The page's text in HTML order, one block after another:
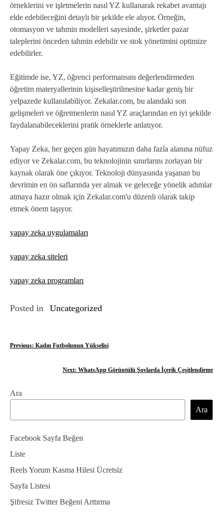
örneklerini ve işletmelerin nasıl YZ kullanarak rekabet avantajı
elde edebileceğini detaylı bir şekilde ele alıyor. Örneğin,
otomasyon ve tahmin modelleri sayesinde, şirketler pazar
taleplerini önceden tahmin edebilir ve stok yönetimini optimize
edebilirler.
Eğitimde ise, YZ, öğrenci performansını değerlendirmeden
öğretim materyallerinin kişiselleştirilmesine kadar geniş bir
yelpazede kullanılabiliyor. Zekalar.com, bu alandaki son
gelişmeleri ve öğretmenlerin nasıl YZ araçlarından en iyi şekilde
faydalanabileceklerini pratik örneklerle anlatıyor.
Yapay Zeka, her geçen gün hayatımızın daha fazla alanına nüfuz
ediyor ve Zekalar.com, bu teknolojinin sınırlarını zorlayan bir
kaynak olarak öne çıkıyor. Teknoloji dünyasında yaşanan bu
devrimin en ön saflarında yer almak ve geleceğe yönelik adımlar
atmaya hazır olmak için Zekalar.com'u düzenli olarak takip
etmek önem taşıyor.
yapay zeka uygulamaları
yapay zeka siteleri
yapay zeka programları
Posted in Uncategorized
Y
ı
g
e
z
i
n
m
Previous: Kadın Futbolunun Yükselişi
Next: WhatsApp Görüntülü Şovlarda İçerik Çeşitlendirme
Ara
Ara
Facebook Sayfa Beğen
Liste
Reels Yorum Kasma Hilesi Ücretsiz
Sayfa Listesi
Şifresiz Twitter Beğeni Arttırma